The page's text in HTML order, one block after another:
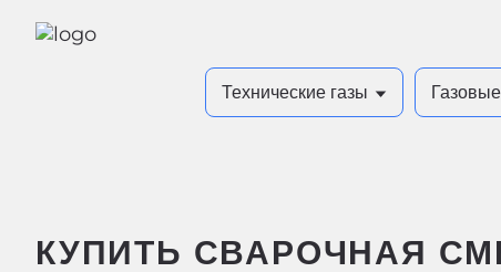
Технические газы
КУПИТЬ СВАРОЧНАЯ